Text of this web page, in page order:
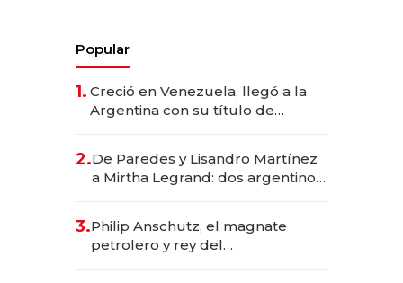
Popular
1. Creció en Venezuela, llegó a la
Argentina con su título de
las marcas "fast premium"
2.De Paredes y Lisandro Martínez
a Mirtha Legrand: dos argentinos
3.Philip Anschutz, el magnate
petrolero y rey del